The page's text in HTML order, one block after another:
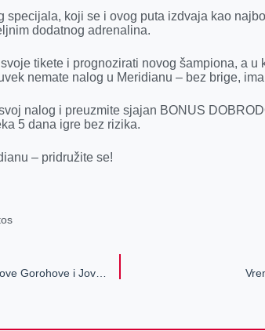
specijala, koji se i ovog puta izdvaja kao
dodatnog adrenalina.
tikete i prognozirati novog šampiona, a u
nemate nalog u Meridianu – bez brige,
nalog i preuzmite sjajan BONUS
5 dana igre bez rizika.
– pridružite se!